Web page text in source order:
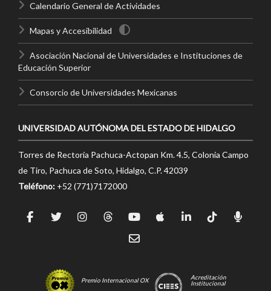
Calendario General de Actividades
Mapas y Accesibilidad
Asociación Nacional de Universidades e Instituciones de
Educación Superior
Consorcio de Universidades Mexicanas
UNIVERSIDAD AUTÓNOMA DEL ESTADO DE HIDALGO
Torres de Rectoría Pachuca-Actopan Km. 4.5, Colonia Campo
de Tiro, Pachuca de Soto, Hidalgo, C.P. 42039
Teléfono: +52 (771)7172000
Premio Internacional OX
Acreditación
Institucional